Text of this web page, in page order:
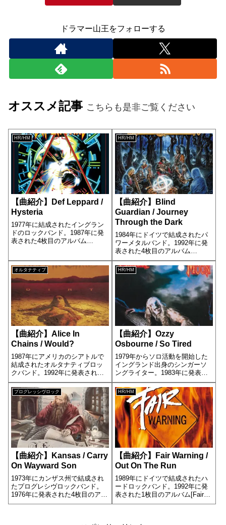
ドラマー山王をフォローする
オススメ記事 こちらも是非ご覧ください
HR/HM
【曲紹介】Def Leppard /
Hysteria
1977年に結成されたイングラン
ドのロックバンド。1987年に発
表された4枚目のアルバム
HR/HM
【曲紹介】Blind
Guardian / Journey
Through the Dark
1984年にドイツで結成されたパ
ワーメタルバンド。1992年に発
表された4枚目のアルバム
[Somewhere Far Beyond]の2曲目
に収録されています。
オルタナティブ
【曲紹介】Alice In
Chains / Would?
1987年にアメリカのシアトルで
結成されたオルタナティブロッ
クバンド。1992年に発表された2
枚目のアルバム[Dirt]の13曲目に
収録されています。
HR/HM
【曲紹介】Ozzy
Osbourne / So Tired
1979年からソロ活動を開始した
イングランド出身のシンガーソ
ングライター。1983年に発表さ
れた3枚目のアルバム[Bark at the
Moon]の6曲目に収録されていま
す。
プログレッシヴロック
【曲紹介】Kansas / Carry
On Wayward Son
1973年にカンザス州で結成され
たプログレシヴロックバンド。
1976年に発表された4枚目のアル
バム[Leftoverture]の1曲目に収録
HR/HM
【曲紹介】Fair Warning /
Out On The Run
1989年にドイツで結成されたハ
ードロックバンド。1992年に発
表された1枚目のアルバム[Fair
Warning]の7曲目に収録されてい